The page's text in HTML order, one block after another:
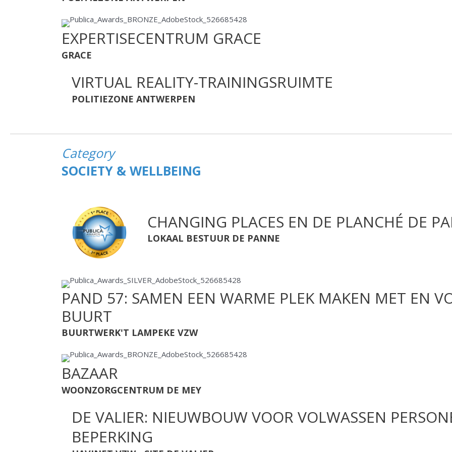
EXPERTISECENTRUM GRACE
GRACE
VIRTUAL REALITY-TRAININGSRUIMTE
POLITIEZONE ANTWERPEN
Category
SOCIETY & WELLBEING
CHANGING PLACES EN DE PLANCHÉ DE
LOKAAL BESTUUR DE PANNE
PAND 57: SAMEN EEN WARME PLEK MAKEN MET EN
BUURT
BUURTWERK'T LAMPEKE VZW
BAZAAR
WOONZORGCENTRUM DE MEY
DE VALIER: NIEUWBOUW VOOR VOLWASSEN
BEPERKING